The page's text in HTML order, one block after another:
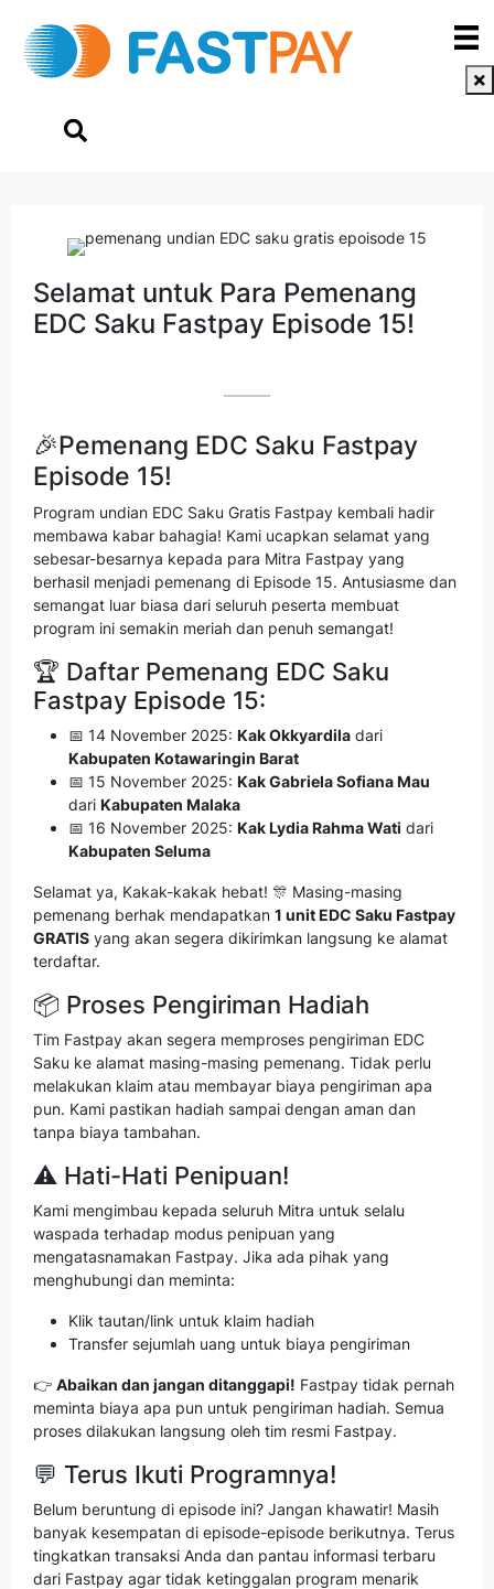
Selamat untuk Para Pemenang
EDC Saku Fastpay Episode 15!
🎉Pemenang EDC Saku Fastpay
Episode 15!
Program undian EDC Saku Gratis Fastpay kembali hadir
membawa kabar bahagia! Kami ucapkan selamat yang
sebesar-besarnya kepada para Mitra Fastpay yang
berhasil menjadi pemenang di Episode 15. Antusiasme dan
semangat luar biasa dari seluruh peserta membuat
program ini semakin meriah dan penuh semangat!
🏆 Daftar Pemenang EDC Saku
Fastpay Episode 15:
📅 14 November 2025: Kak Okkyardila dari
Kabupaten Kotawaringin Barat
📅 15 November 2025: Kak Gabriela Sofiana Mau
dari Kabupaten Malaka
📅 16 November 2025: Kak Lydia Rahma Wati dari
Kabupaten Seluma
Selamat ya, Kakak-kakak hebat! 🎊 Masing-masing
pemenang berhak mendapatkan 1 unit EDC Saku Fastpay
GRATIS yang akan segera dikirimkan langsung ke alamat
terdaftar.
📦 Proses Pengiriman Hadiah
Tim Fastpay akan segera memproses pengiriman EDC
Saku ke alamat masing-masing pemenang. Tidak perlu
melakukan klaim atau membayar biaya pengiriman apa
pun. Kami pastikan hadiah sampai dengan aman dan
tanpa biaya tambahan.
⚠️ Hati-Hati Penipuan!
Kami mengimbau kepada seluruh Mitra untuk selalu
waspada terhadap modus penipuan yang
mengatasnamakan Fastpay. Jika ada pihak yang
menghubungi dan meminta:
Klik tautan/link untuk klaim hadiah
Transfer sejumlah uang untuk biaya pengiriman
👉 Abaikan dan jangan ditanggapi! Fastpay tidak pernah
meminta biaya apa pun untuk pengiriman hadiah. Semua
proses dilakukan langsung oleh tim resmi Fastpay.
💬 Terus Ikuti Programnya!
Belum beruntung di episode ini? Jangan khawatir! Masih
banyak kesempatan di episode-episode berikutnya. Terus
tingkatkan transaksi Anda dan pantau informasi terbaru
dari Fastpay agar tidak ketinggalan program menarik